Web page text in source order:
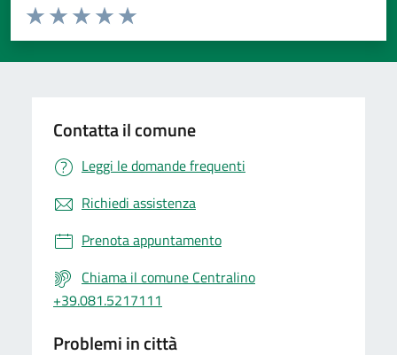
Valuta da 1 a 5 stelle la pagina
Valuta 5 stelle su 5
Valuta 4 stelle su 5
Valuta 3 stelle su 5
Valuta 2 stelle su 5
Valuta 1 stelle su 5
Contatta il comune
Leggi le domande frequenti
Richiedi assistenza
Prenota appuntamento
Chiama il comune Centralino
+39.081.5217111
Problemi in città